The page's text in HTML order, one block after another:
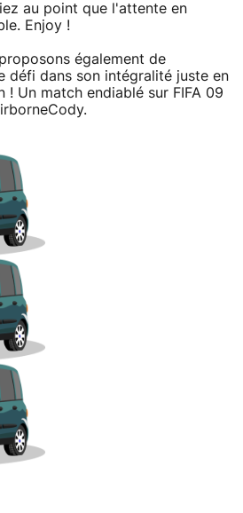
au point que l'attente en
Enjoy !
également de
défi dans son intégralité juste en
! Un match endiablé sur FIFA 09